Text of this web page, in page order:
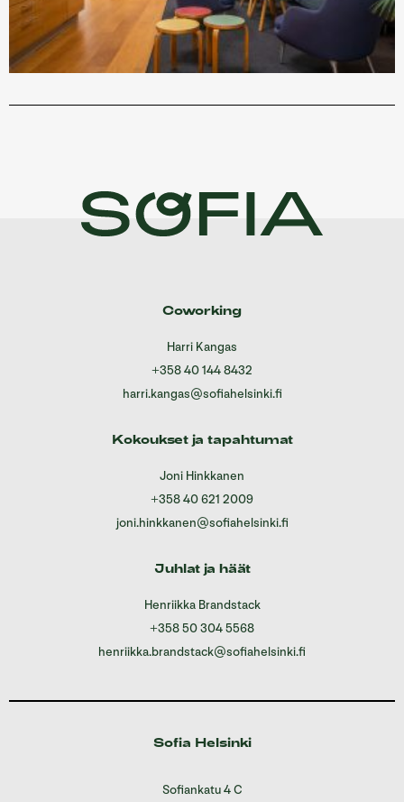
Coworking
Harri Kangas
+358 40 144 8432
harri.kangas@sofiahelsinki.fi
Kokoukset ja tapahtumat
Joni Hinkkanen
+358 40 621 2009
joni.hinkkanen@sofiahelsinki.fi
Juhlat ja häät
Henriikka Brandstack
+358 50 304 5568
henriikka.brandstack@sofiahelsinki.fi
Sofia Helsinki
Sofiankatu 4 C